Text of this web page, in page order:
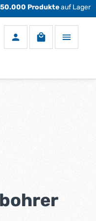
50.000 Produkteauf Lager
Warenkorb